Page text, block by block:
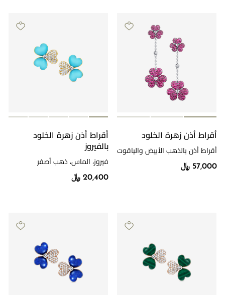
أقراط أذن زهرة الخلود
أقراط أذن بالذهب الأبيض والياقوت
57,000 ﷼
أقراط أذن زهرة الخلود
بالفيروز
فيروز، الماس، ذهب أصفر
20,400 ﷼